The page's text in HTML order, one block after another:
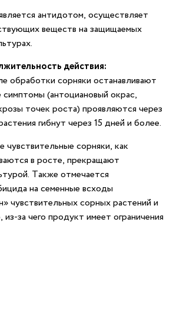
антидотом, осуществляет
веществ на защищаемых
действия:
обработки сорняки останавливают
(антоциановый окрас,
точек роста) проявляются через
гибнут через 15 дней и более.
сорняки, как
в росте, прекращают
Также отмечается
на семенные всходы
чувствительных сорных растений и
за чего продукт имеет ограничения